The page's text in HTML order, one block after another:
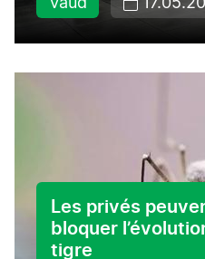
Vaud
Les privés
bloquer
tigre